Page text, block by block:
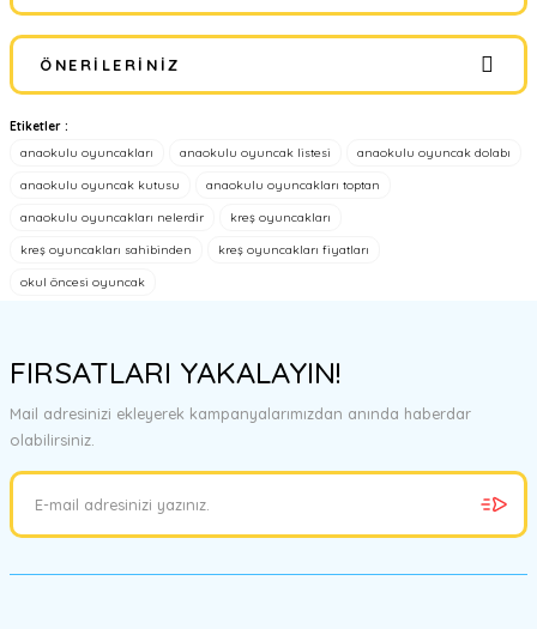
Bu ürüne ilk yorumu siz yapın!
Yorum Yaz
ÖNERILERINIZ
Bu ürünün fiyat bilgisi, resim, ürün açıklamalarında ve diğer
konularda yetersiz gördüğünüz noktaları öneri formunu kullanarak
tarafımıza iletebilirsiniz.
Ürün fiyatı diğer sitelerden daha pahalı.
Etiketler :
anaokulu oyuncakları
anaokulu oyuncak listesi anaokulu oyuncak dolabı
anaokulu oyuncak kutusu anaokulu oyuncakları toptan
anaokulu oyuncakları nelerdir kreş oyuncakları
kreş oyuncakları sahibinden kreş oyuncakları fiyatları
okul öncesi oyuncak
FIRSATLARI YAKALAYIN!
Mail adresinizi ekleyerek kampanyalarımızdan anında haberdar
olabilirsiniz.